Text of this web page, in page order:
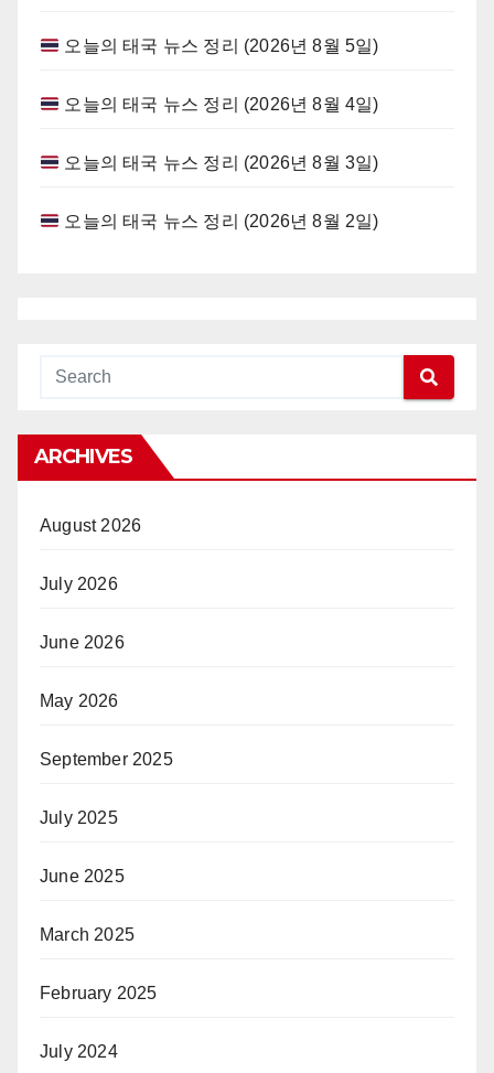
오늘의 태국 뉴스 정리 (2026년 8월 5일)
오늘의 태국 뉴스 정리 (2026년 8월 4일)
오늘의 태국 뉴스 정리 (2026년 8월 3일)
오늘의 태국 뉴스 정리 (2026년 8월 2일)
ARCHIVES
August 2026
July 2026
June 2026
May 2026
September 2025
July 2025
June 2025
March 2025
February 2025
July 2024